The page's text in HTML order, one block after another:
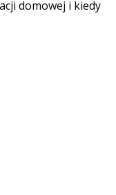
domowej i kiedy